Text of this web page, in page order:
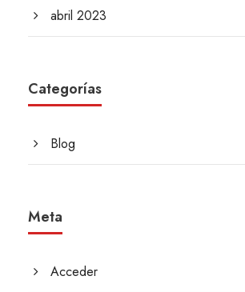
abril 2023
Categorías
Blog
Meta
Acceder